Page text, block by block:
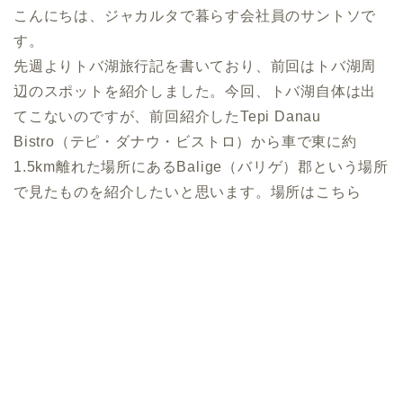
こんにちは、ジャカルタで暮らす会社員のサントソで
す。
先週よりトバ湖旅行記を書いており、前回はトバ湖周
辺のスポットを紹介しました。今回、トバ湖自体は出
てこないのですが、前回紹介したTepi Danau
Bistro（テピ・ダナウ・ビストロ）から車で東に約
1.5km離れた場所にあるBalige（バリゲ）郡という場所
で見たものを紹介したいと思います。場所はこちら